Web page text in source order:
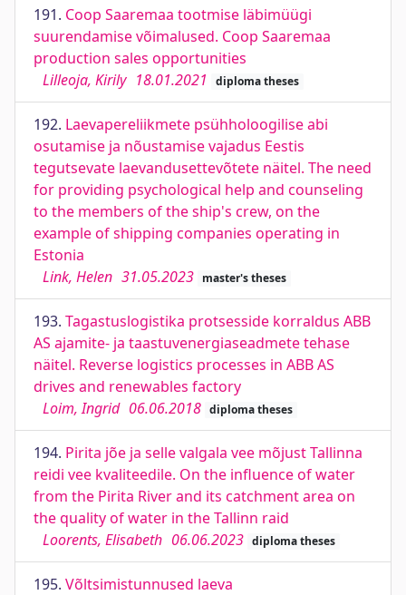
191. Coop Saaremaa tootmise läbimüügi
suurendamise võimalused. Coop Saaremaa
production sales opportunities
Lilleoja, Kirily 18.01.2021 diploma theses
192. Laevapereliikmete psühholoogilise abi
osutamise ja nõustamise vajadus Eestis
tegutsevate laevandusettevõtete näitel. The need
for providing psychological help and counseling
to the members of the ship's crew, on the
example of shipping companies operating in
Estonia
Link, Helen 31.05.2023 master's theses
193. Tagastuslogistika protsesside korraldus ABB
AS ajamite- ja taastuvenergiaseadmete tehase
näitel. Reverse logistics processes in ABB AS
drives and renewables factory
Loim, Ingrid 06.06.2018 diploma theses
194. Pirita jõe ja selle valgala vee mõjust Tallinna
reidi vee kvaliteedile. On the influence of water
from the Pirita River and its catchment area on
the quality of water in the Tallinn raid
Loorents, Elisabeth 06.06.2023 diploma theses
195. Võltsimistunnused laeva